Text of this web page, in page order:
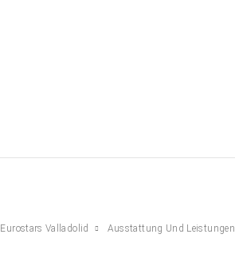
Eurostars Valladolid Ausstattung Und Leistungen